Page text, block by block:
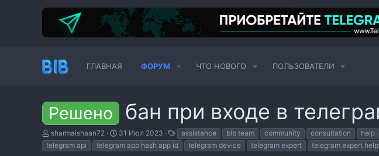
ГЛАВНАЯ ФОРУМ ЧТО НОВОГО ПОЛЬЗОВАТЕЛИ
Решено бан при входе в
А
в
т
sharmaishaan72
Д
а
т
31 Июл 2023
е
г
assistance blb team community consultation help
telegram api
telegram app hash app id telegram device telegram expert telegram expert help